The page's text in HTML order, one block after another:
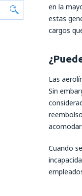
en la
estas
cargos
Las
Sin
Cuando